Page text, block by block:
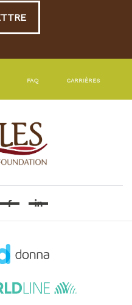
FAQ CARRIÈRES
FacebookLinkedin